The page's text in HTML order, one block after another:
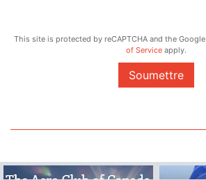
This site is protected by reCAPTCHA and the Google
of Serviceapply.
Soumettre